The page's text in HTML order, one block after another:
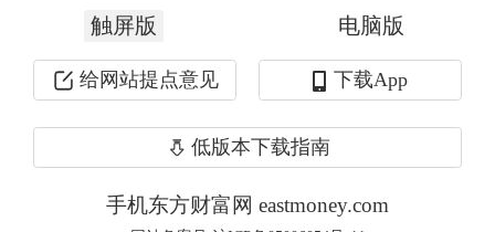
WTI原油期货
价格一度跌超5%，布伦
特原油期货价格一度跌超4%。美股三
大指数集体上涨。
截至今晨收盘，美股三大指数集体收
涨，道指涨0.66%，纳指涨1.96%，实现
触屏版 电脑版
给网站提点意见 下载App
低版本下载指南
手机东方财富网 eastmoney.com